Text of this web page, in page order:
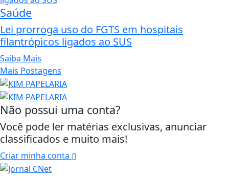
Saúde
Lei prorroga uso do FGTS em hospitais
filantrópicos ligados ao SUS
Saiba Mais
Mais Postagens
Não possui uma conta?
Você pode ler matérias exclusivas, anunciar
classificados e muito mais!
Criar minha conta